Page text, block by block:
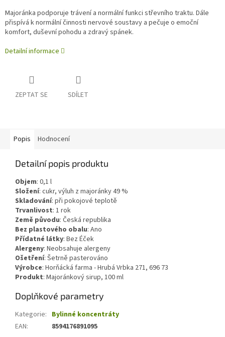
Majoránka podporuje trávení a normální funkci střevního traktu. Dále
přispívá k normální činnosti nervové soustavy a pečuje o emoční
komfort, duševní pohodu a zdravý spánek.
Detailní informace
ZEPTAT SE SDÍLET
Popis Hodnocení
Detailní popis produktu
Objem: 0,1 l
Složení: cukr, výluh z majoránky 49 %
Skladování: při pokojové teplotě
Trvanlivost: 1 rok
Země původu: Česká republika
Bez plastového obalu: Ano
Přídatné látky: Bez Éček
Alergeny: Neobsahuje alergeny
Ošetření: Šetrně pasterováno
Výrobce: Horňácká farma - Hrubá Vrbka 271, 696 73
Produkt: Majoránkový sirup, 100 ml
Doplňkové parametry
Kategorie: Bylinné koncentráty
EAN: 8594176891095